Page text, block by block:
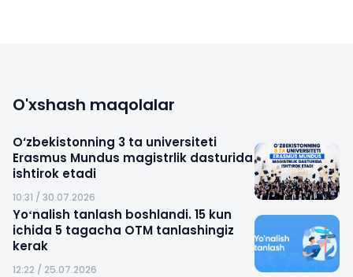
O'xshash maqolalar
O‘zbekistonning 3 ta universiteti
Erasmus Mundus magistrlik dasturida
ishtirok etadi
10:31 / 30.07.2026
Yoʻnalish tanlash boshlandi. 15 kun
ichida 5 tagacha OTM tanlashingiz
kerak
12:22 / 25.07.2026